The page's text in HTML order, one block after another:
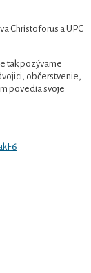
Christoforus a UPC
tak pozývame
občerstvenie,
povedia svoje